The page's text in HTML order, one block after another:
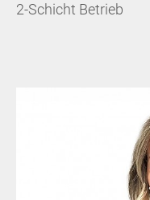
2-Schicht Betrieb